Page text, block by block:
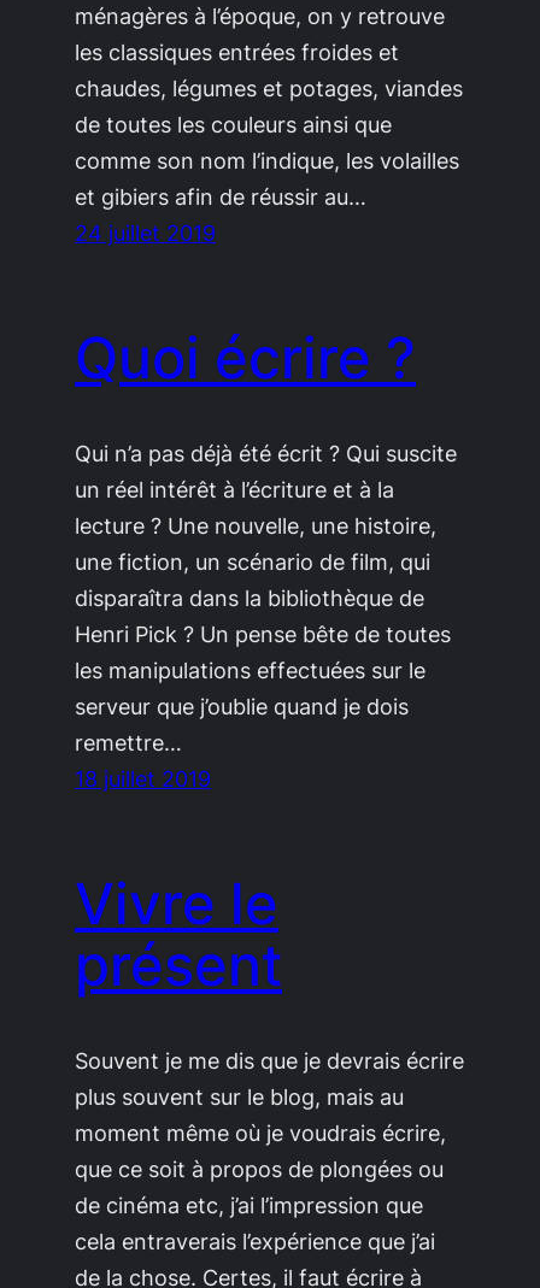
ménagères à l’époque, on y retrouve
les classiques entrées froides et
chaudes, légumes et potages, viandes
de toutes les couleurs ainsi que
comme son nom l’indique, les volailles
et gibiers afin de réussir au…
24 juillet 2019
Quoi écrire ?
Qui n’a pas déjà été écrit ? Qui suscite
un réel intérêt à l’écriture et à la
lecture ? Une nouvelle, une histoire,
une fiction, un scénario de film, qui
disparaîtra dans la bibliothèque de
Henri Pick ? Un pense bête de toutes
les manipulations effectuées sur le
serveur que j’oublie quand je dois
remettre…
18 juillet 2019
Vivre le
présent
Souvent je me dis que je devrais écrire
plus souvent sur le blog, mais au
moment même où je voudrais écrire,
que ce soit à propos de plongées ou
de cinéma etc, j’ai l’impression que
cela entraverais l’expérience que j’ai
de la chose. Certes, il faut écrire à